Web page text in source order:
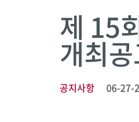
제 15
개최
공지사항 06-27-